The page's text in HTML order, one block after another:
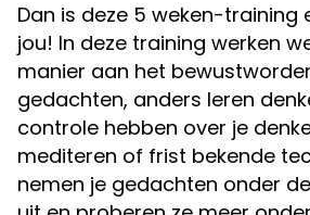
Dan is deze 5 weken-training
jou! In deze training werken
manier aan het
gedachten, anders leren
controle hebben over je
mediteren of frist bekende
nemen je gedachten onder